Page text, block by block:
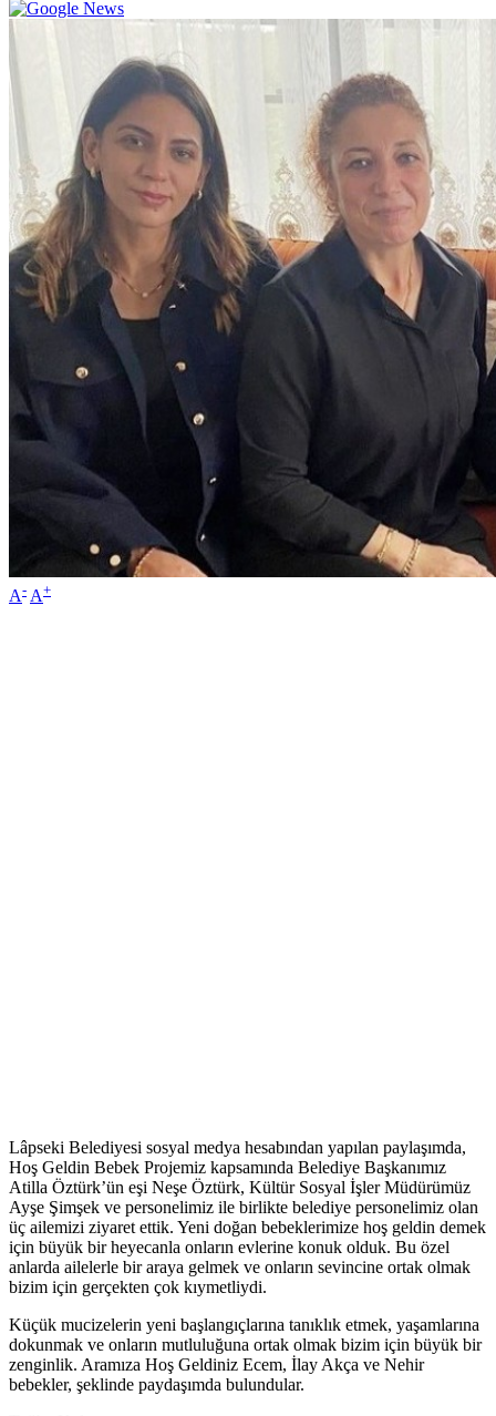
A- A+
Lâpseki Belediyesi sosyal medya hesabından yapılan paylaşımda,
Hoş Geldin Bebek Projemiz kapsamında Belediye Başkanımız
Atilla Öztürk’ün eşi Neşe Öztürk, Kültür Sosyal İşler Müdürümüz
Ayşe Şimşek ve personelimiz ile birlikte belediye personelimiz olan
üç ailemizi ziyaret ettik. Yeni doğan bebeklerimize hoş geldin demek
için büyük bir heyecanla onların evlerine konuk olduk. Bu özel
anlarda ailelerle bir araya gelmek ve onların sevincine ortak olmak
bizim için gerçekten çok kıymetliydi.
Küçük mucizelerin yeni başlangıçlarına tanıklık etmek, yaşamlarına
dokunmak ve onların mutluluğuna ortak olmak bizim için büyük bir
zenginlik. Aramıza Hoş Geldiniz Ecem, İlay Akça ve Nehir
bebekler, şeklinde paydaşımda bulundular.